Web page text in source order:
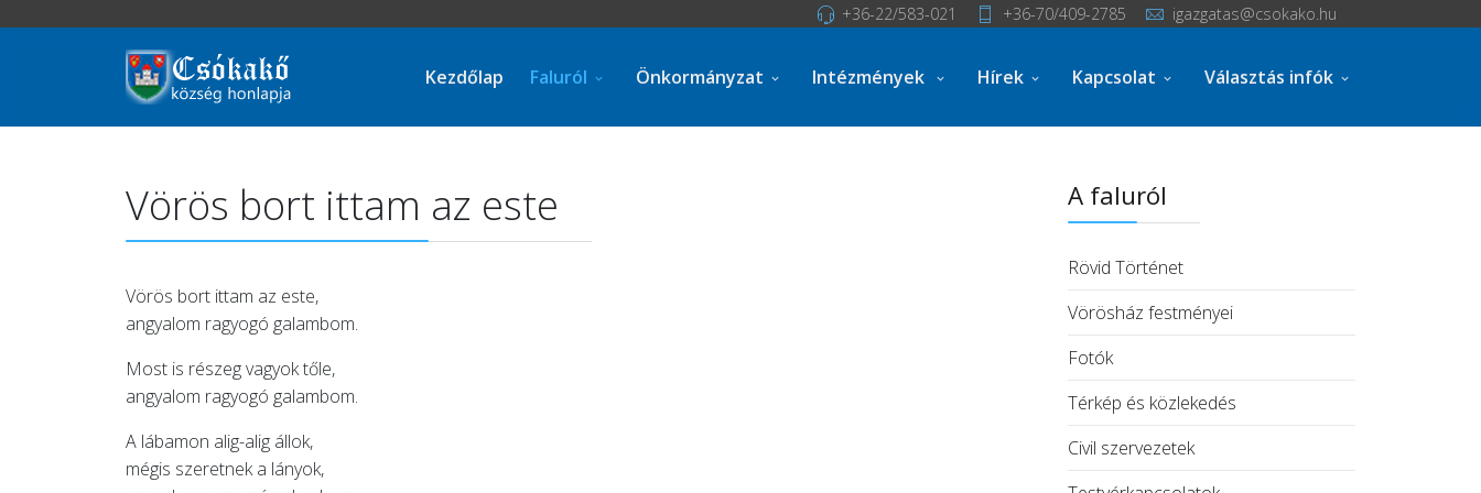
+36-22/583-021 +36-70/409-2785 igazgatas@csokako.hu
Kezdőlap Faluról Önkormányzat Intézmények Hírek Kapcsolat Választás infók
Vörös bort ittam az este
Vörös bort ittam az este,
angyalom ragyogó galambom.
Most is részeg vagyok tőle,
angyalom ragyogó galambom.
A lábamon alig-alig állok,
mégis szeretnek a lányok,
A faluról
Rövid Történet
Vörösház festményei
Fotók
Térkép és közlekedés
Civil szervezetek